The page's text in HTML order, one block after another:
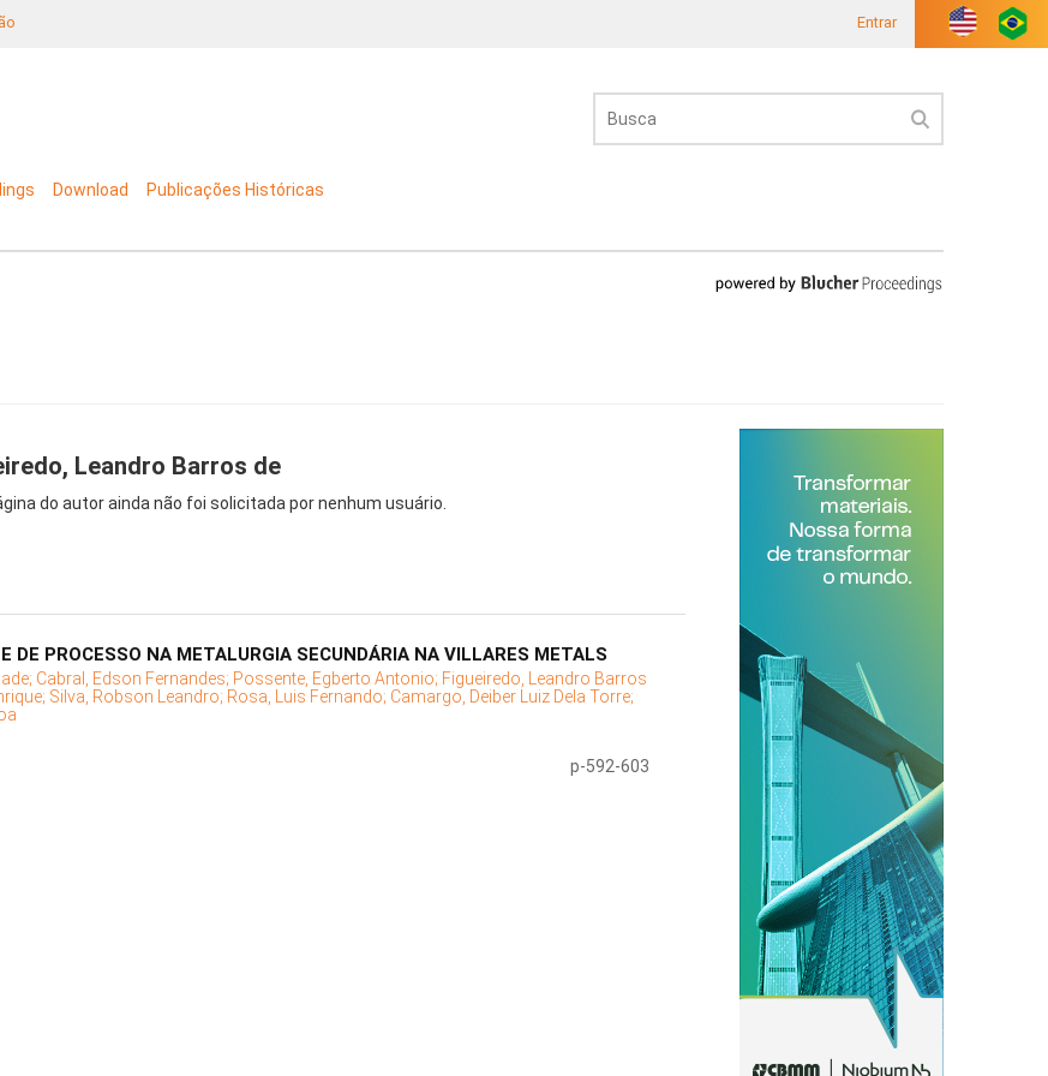
Entrar
Download Publicações Históricas
Leandro Barros de
do autor ainda não foi solicitada por nenhum usuário.
DE PROCESSO NA METALURGIA SECUNDÁRIA NA VILLARES METALS
Cabral, Edson Fernandes; Possente, Egberto Antonio; Figueiredo, Leandro Barros
Silva, Robson Leandro; Rosa, Luis Fernando; Camargo, Deiber Luiz Dela Torre;
p-592-603